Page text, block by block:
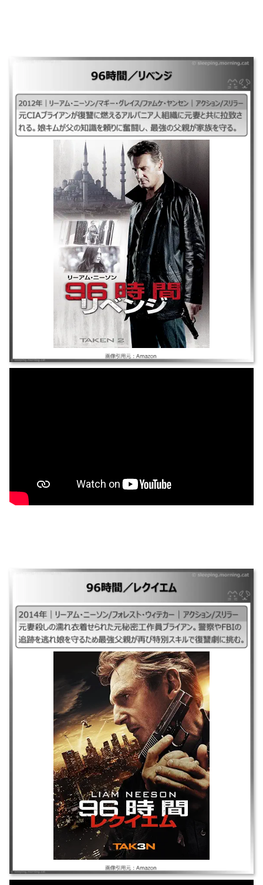
｜2012年｜リーアム・ニーソン/マギー・グレイス/ファムケ・ヤンセン｜
アクション/スリラー ｜元CIAブライアンが復讐に燃えるアルバニア人組織
に元妻と共に拉致される。娘キムが父の知識を頼りに奮闘し、最強の父親
が家族を守る。
｜#96時間レクイエム#96時間3レクイエム## ｜2014年｜リーアム・ニー
ソン/フォレスト・ウィテカー｜アクション/スリラー ｜元妻殺しの濡れ衣
着せられた元秘密工作員ブライアン。警察やFBIの追跡を逃れ娘を守るた
め最強父親が再び特別スキルで復讐劇に挑む。